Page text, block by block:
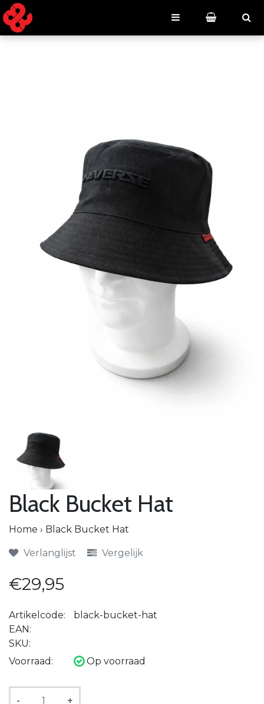
Black Bucket Hat
Home › Black Bucket Hat
Verlanglijst Vergelijk
€29,95
Artikelcode:
black-bucket-hat
EAN:
SKU:
Voorraad:
Op voorraad
- +